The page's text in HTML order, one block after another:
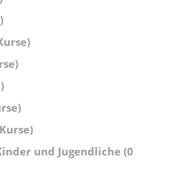
und Jugendliche (0